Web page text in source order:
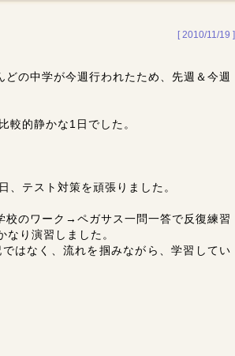
[ 2010/11/19 ]
の中学が今週行われたため、先週＆今週
較的静かな1日でした。
、テスト対策を頑張りました。
校のワーク→ペガサス一問一答で反復練習
り演習しました。
はなく、流れを掴みながら、学習してい